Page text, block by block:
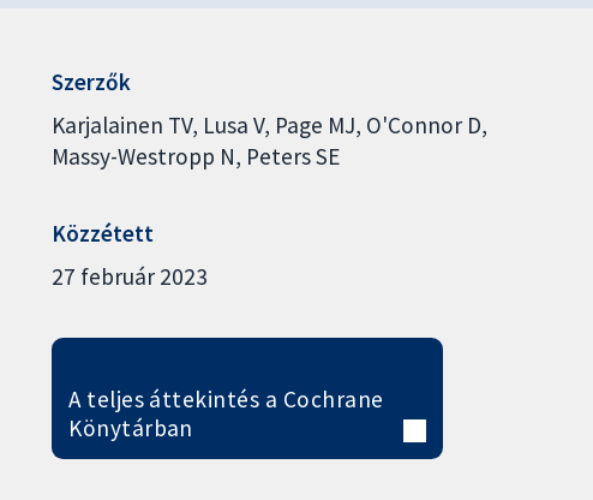
Szerzők
Karjalainen TV Lusa V Page MJ O'Connor D
Massy-Westropp N Peters SE
Közzétett
27 február 2023
A teljes áttekintés a Cochrane
Könytárban